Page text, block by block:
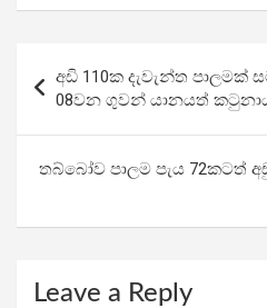
ce
b
o
o
k
tt
er
at
s
A
p
p
e
gr
a
m
navigation
අඩි 110ක දැවැන්ත පාලමක්
08වන ගුවන් යානයත්
තබ්බෝව පාලම පැය 72කටත්
Leave a Reply